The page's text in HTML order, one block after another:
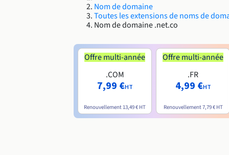
Nom de domaine
Toutes les extensions de noms de
Nom de domaine .net.co
Offre multi-année
.COM
7,99 €HT
Renouvellement 13,49 € HT
Offre multi-année
.FR
4,99 €HT
Renouvellement7,79 € HT